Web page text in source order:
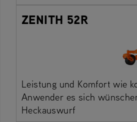
ZENITH 52R
Leistung und Komfort wie
Anwender es sich
Heckauswurf